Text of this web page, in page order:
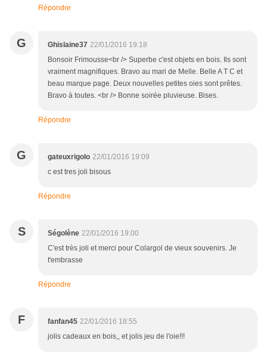
Répondre
G Ghislaine37 22/01/2016 19:18
Bonsoir Frimousse<br /> Superbe c'est objets en bois. Ils sont
vraiment magnifiques. Bravo au mari de Melle. Belle A T C et
beau marque page. Deux nouvelles petites oies sont prêtes.
Bravo à toutes. <br /> Bonne soirée pluvieuse. Bises.
Répondre
G gateuxrigolo 22/01/2016 19:09
c est tres joli bisous
Répondre
S Ségolène 22/01/2016 19:00
C'est très joli et merci pour Colargol de vieux souvenirs. Je
t'embrasse
Répondre
F fanfan45 22/01/2016 18:55
jolis cadeaux en bois,, et jolis jeu de l'oie!!!